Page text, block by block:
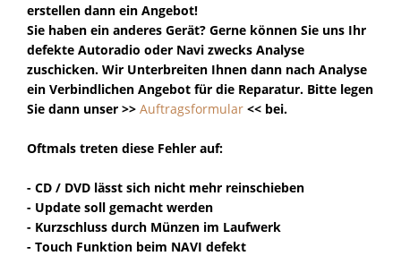
erstellen dann ein Angebot!
Sie haben ein anderes Gerät? Gerne können Sie uns Ihr
defekte Autoradio oder Navi zwecks Analyse
zuschicken. Wir Unterbreiten Ihnen dann nach Analyse
ein Verbindlichen Angebot für die Reparatur. Bitte legen
Sie dann unser >> Auftragsformular << bei.
Oftmals treten diese Fehler auf:
- CD / DVD lässt sich nicht mehr reinschieben
- Update soll gemacht werden
- Kurzschluss durch Münzen im Laufwerk
- Touch Funktion beim NAVI defekt